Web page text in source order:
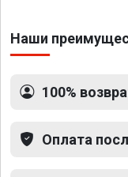
Наши
100%
Оплата